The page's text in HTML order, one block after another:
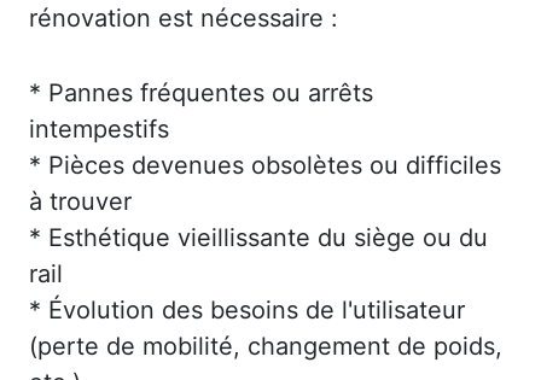
rénovation est nécessaire :
* Pannes fréquentes ou arrêts
intempestifs
* Pièces devenues obsolètes ou difficiles
à trouver
* Esthétique vieillissante du siège ou du
rail
* Évolution des besoins de l'utilisateur
(perte de mobilité, changement de poids,